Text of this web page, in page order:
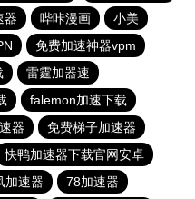
器 哔咔漫画
小美
免费加速神器vpm
雷霆加器速
falemon加速下载
器
免费梯子加速器
快鸭加速器下载官网安卓
加速器
78加速器